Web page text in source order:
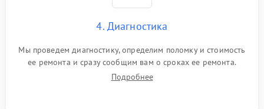
4. Диагностика
Мы проведем диагностику, определим поломку и стоимость
ее ремонта и сразу сообщим вам о сроках ее ремонта.
Подробнее